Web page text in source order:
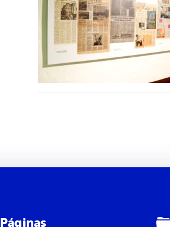
Páginas